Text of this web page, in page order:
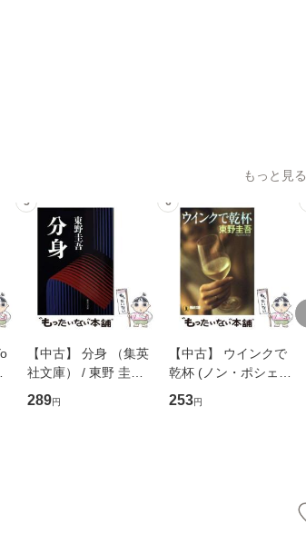
もっと見る
5
【中古】 分身 （集英
社文庫） / 東野 圭吾 /
集英社 [文庫]【メール
便送料無料】
289円
6
【中古】 ウインクで
乾杯 (ノン・ポシェッ
ト) / 東野圭吾 / 祥伝
社 [文庫]【メール便送
253円